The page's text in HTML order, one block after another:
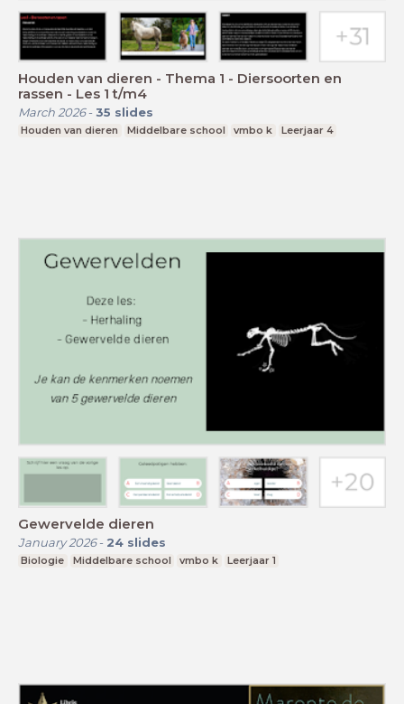
Houden van dieren - Thema 1 - Diersoorten en
rassen - Les 1 t/m4
March 2026- 35 slides
Houden van dieren Middelbare school vmbo k Leerjaar 4
Gewervelde dieren
January 2026- 24 slides
Biologie Middelbare school vmbo k Leerjaar 1